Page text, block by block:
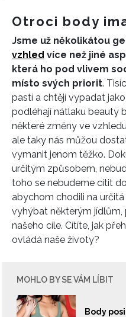
Otroci body
Jsme už několikátou
vzhled více než jiné
která ho pod vlivem
místo svých priorit.
pastí a chtějí vypadat
podléhají nátlaku beauty
některé změny ve
ale taky nás můžou
vymanit jenom těžko.
určitým způsobem,
toho se nebudeme cítit
abychom chodili na
vyhýbat některým jídlům,
našeho cíle. Cítíte, jak
ovládá naše životy?
MOHLO BY SE VÁM LÍBIT
Body